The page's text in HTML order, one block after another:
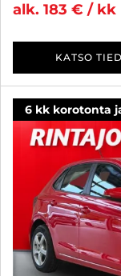
alk. 183 € / kk
KATSO
6 kk korotonta